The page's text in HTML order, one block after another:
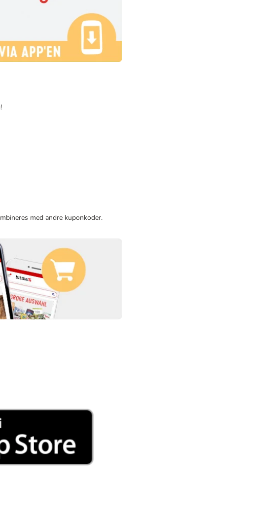
med andre kuponkoder.